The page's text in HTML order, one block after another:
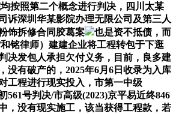
按照第二个概念进行判决，四川太某
诉深圳华某影院办理无限公司及第三人
饰拆修合同胶葛案
也是资不抵债，而
铭律师）建建企业将工程转包于下逛
决发包人承担欠付义务，目前，良多建
没有破产的，2025年6月6日收录为入库
工程进行现实投入，市第一中级
561号判决/市高级(2023)京平易近终846
，没有现实施工，该当获得工程款，若